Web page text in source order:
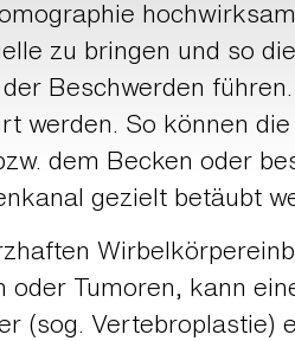
zu bringen und so
Beschwerden
werden. So können
dem Becken oder
gezielt betäubt
oder Tumoren, kann
(sog. Vertebroplastie)